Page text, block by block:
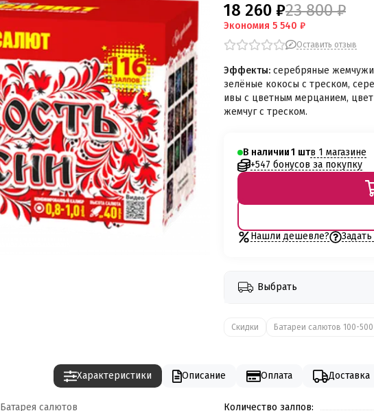
18 260 ₽23 800 ₽
Экономия 5 540 ₽
Оставить отзыв
Эффекты: серебряные
зелёные кокосы с треском,
ивы с цветным мерцанием,
жемчуг с треском.
В наличии1
в 1 магазине
+547 бонусов за покупку
Нашли дешевле?
Выбрать
Скидки Батареи салютов 100-
Характеристики Описание Оплата Доставка
Батарея салютов
Количество залпов: